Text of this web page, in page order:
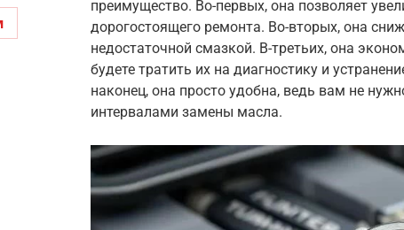
преимущество. Во-первых, она позволяет
дорогостоящего ремонта. Во-вторых, она
недостаточной смазкой. В-третьих, она
будете тратить их на диагностику и
наконец, она просто удобна, ведь вам не
интервалами замены масла.